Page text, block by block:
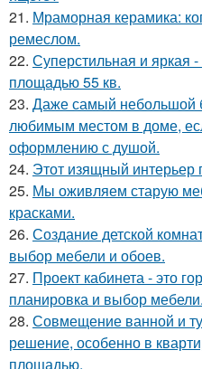
21. Мраморная керамика:
ремеслом.
22. Суперстильная и яркая
площадью 55 кв.
23. Даже самый небольшой
любимым местом в доме,
оформлению с душой.
24. Этот изящный интерьер
25. Мы оживляем старую
красками.
26. Создание детской
выбор мебели и обоев.
27. Проект кабинета - это
планировка и выбор мебели.
28. Совмещение ванной и
решение, особенно в
площадью.